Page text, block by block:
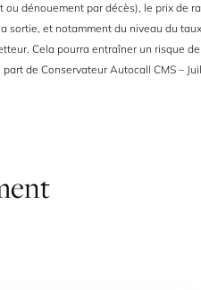
dénouement par décès), le prix de
sortie, et notamment du niveau du taux
Cela pourra entraîner un risque de
de Conservateur Autocall CMS –